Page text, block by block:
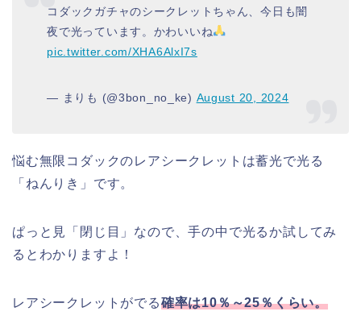
コダックガチャのシークレットちゃん、今日も闇
夜で光っています。かわいいね
pic.twitter.com/XHA6AlxI7s
— まりも (@3bon_no_ke) August 20, 2024
悩む無限コダックのレアシークレットは蓄光で光る
「ねんりき」です。
ぱっと見「閉じ目」なので、手の中で光るか試してみ
るとわかりますよ！
レアシークレットがでる確率は10％～25％くらい。